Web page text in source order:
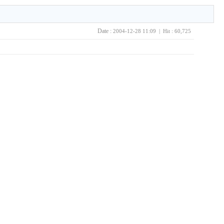
Date : 2004-12-28 11:09 | Hit : 60,725